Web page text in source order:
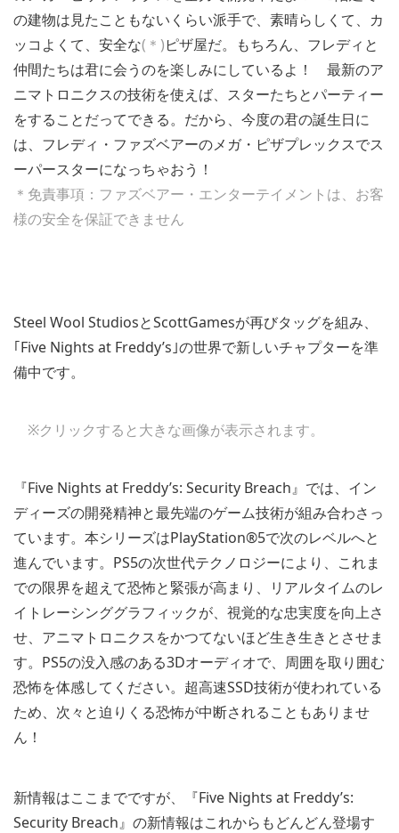
の建物は見たこともないくらい派手で、素晴らしくて、カ
ッコよくて、安全な(＊ )ピザ屋だ。もちろん、フレディと
仲間たちは君に会うのを楽しみにしているよ！ 最新のア
ニマトロニクスの技術を使えば、スターたちとパーティー
をすることだってできる。だから、今度の君の誕生日に
は、フレディ・ファズベアーのメガ・ピザプレックスでス
ーパースターになっちゃおう！
＊免責事項：ファズベアー・エンターテイメントは、お客
様の安全を保証できません
Steel Wool StudiosとScottGamesが再びタッグを組み、
｢Five Nights at Freddy’s｣の世界で新しいチャプターを準
備中です。
※クリックすると大きな画像が表示されます。
『Five Nights at Freddy’s: Security Breach』では、イン
ディーズの開発精神と最先端のゲーム技術が組み合わさっ
ています。本シリーズはPlayStation®5で次のレベルへと
進んでいます。PS5の次世代テクノロジーにより、これま
での限界を超えて恐怖と緊張が高まり、リアルタイムのレ
イトレーシンググラフィックが、視覚的な忠実度を向上さ
せ、アニマトロニクスをかつてないほど生き生きとさせま
す。PS5の没入感のある3Dオーディオで、周囲を取り囲む
恐怖を体感してください。超高速SSD技術が使われている
ため、次々と迫りくる恐怖が中断されることもありませ
ん！
新情報はここまでですが、『Five Nights at Freddy’s:
Security Breach』の新情報はこれからもどんどん登場す